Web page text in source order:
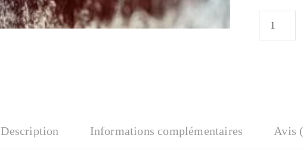
Description Informations complémentaires Avis